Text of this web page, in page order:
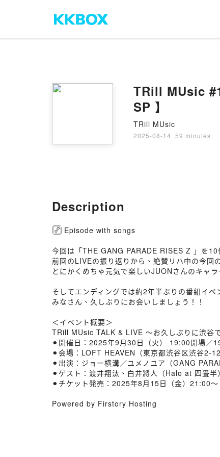
TRill MUsic
SP 】
TRill MUsic
2025-08-14 · 59 minutes
Description
Episode with songs
今回は「THE GANG PARADE RISES Z 」を
前回のLIVEの振り返りから、絶賛リハ中の今回
とにかくめちゃ元気で楽しいJUONさんのキャラ
そしてエンディングでは約2年半ぶりの番組イ
みなさん、久しぶりにお会いしましょう！！
＜イベント概要＞
TRill MUsic TALK & LIVE 〜お久しぶりに渋谷
⚫︎開催日：2025年9月30日（火） 19:00開場／
⚫︎会場：LOFT HEAVEN（東京都渋谷区渋谷2-
⚫︎出演：ジョー横溝／ユメノユア（GANG
⚫︎ゲスト：渡井翔汰、白井將人（Halo at 四畳半）
⚫︎チケット発売：2025年8月15日（金）21:00
Powered by Firstory Hosting